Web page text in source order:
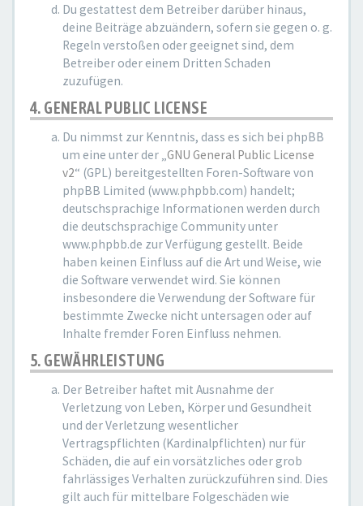
Du gestattest dem Betreiber darüber hinaus,
deine Beiträge abzuändern, sofern sie gegen o. g.
Regeln verstoßen oder geeignet sind, dem
Betreiber oder einem Dritten Schaden
zuzufügen.
4. GENERAL PUBLIC LICENSE
Du nimmst zur Kenntnis, dass es sich bei phpBB
um eine unter der „GNU General Public License
v2“ (GPL) bereitgestellten Foren-Software von
phpBB Limited (www.phpbb.com) handelt;
deutschsprachige Informationen werden durch
die deutschsprachige Community unter
www.phpbb.de zur Verfügung gestellt. Beide
haben keinen Einfluss auf die Art und Weise, wie
die Software verwendet wird. Sie können
insbesondere die Verwendung der Software für
bestimmte Zwecke nicht untersagen oder auf
Inhalte fremder Foren Einfluss nehmen.
5. GEWÄHRLEISTUNG
Der Betreiber haftet mit Ausnahme der
Verletzung von Leben, Körper und Gesundheit
und der Verletzung wesentlicher
Vertragspflichten (Kardinalpflichten) nur für
Schäden, die auf ein vorsätzliches oder grob
fahrlässiges Verhalten zurückzuführen sind. Dies
gilt auch für mittelbare Folgeschäden wie